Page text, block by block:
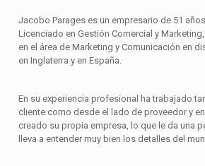
Jacobo Parages es un empresario de 51
Licenciado en Gestión Comercial y
en el área de Marketing y Comunicación en
en Inglaterra y en España.
En su experiencia profesional ha trabajado
cliente como desde el lado de proveedor y
creado su propia empresa, lo que le da una
lleva a entender muy bien los detalles del